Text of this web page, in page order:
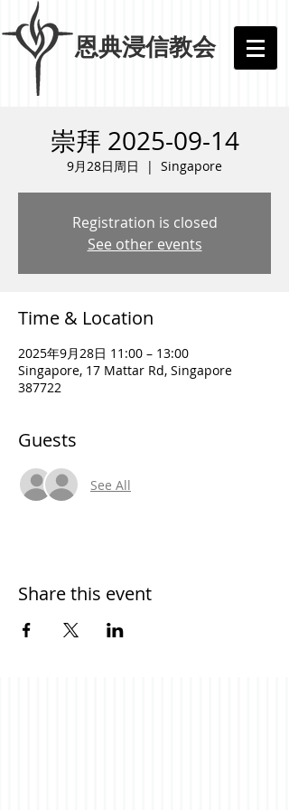
​恩典浸信教会
崇拜 2025-09-14
9月28日周日
  |
Singapore
Registration is closed
See other events
Time & Location
2025年9月28日 11:00 – 13:00
Singapore, 17 Mattar Rd, Singapore
387722
Guests
See All
Share this event